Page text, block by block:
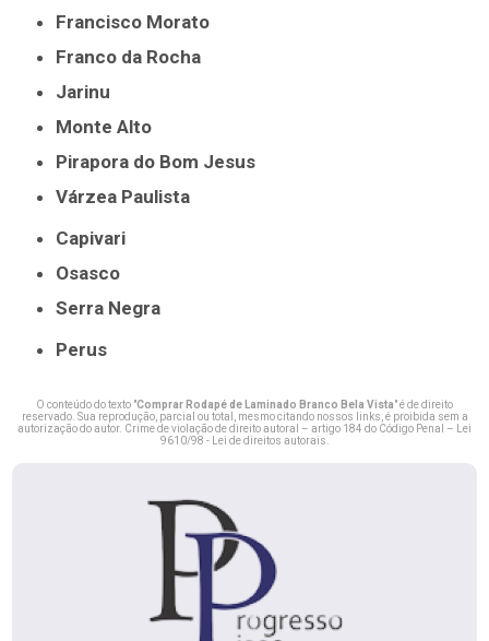
Francisco Morato
Franco da Rocha
Jarinu
Monte Alto
Pirapora do Bom Jesus
Várzea Paulista
Capivari
Osasco
Serra Negra
Perus
O conteúdo do texto "Comprar Rodapé de Laminado Branco Bela Vista" é de direito
reservado. Sua reprodução, parcial ou total, mesmo citando nossos links, é proibida sem a
autorização do autor. Crime de violação de direito autoral – artigo 184 do Código Penal –
Lei
9610/98 - Lei de direitos autorais